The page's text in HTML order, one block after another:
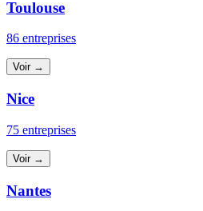
Toulouse
86 entreprises
Voir →
Nice
75 entreprises
Voir →
Nantes